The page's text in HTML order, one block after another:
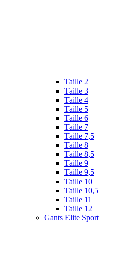
Taille 2
Taille 3
Taille 4
Taille 5
Taille 6
Taille 7
Taille 7,5
Taille 8
Taille 8,5
Taille 9
Taille 9,5
Taille 10
Taille 10,5
Taille 11
Taille 12
Gants Elite Sport